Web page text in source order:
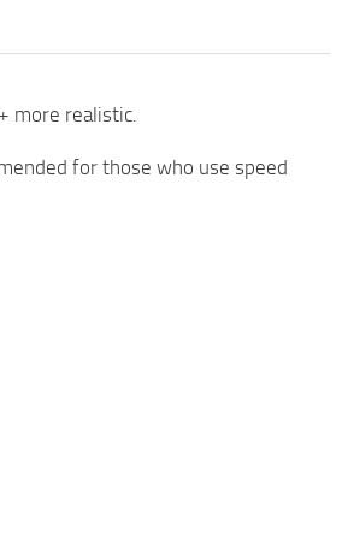
more realistic.
for those who use speed